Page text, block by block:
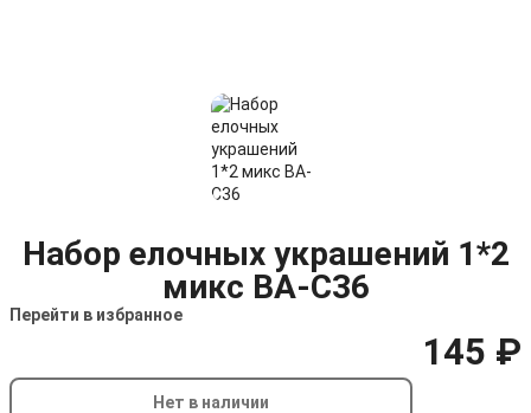
Набор елочных украшений 1*2
микс BA-C36
Перейти в избранное
145 ₽
Нет в наличии